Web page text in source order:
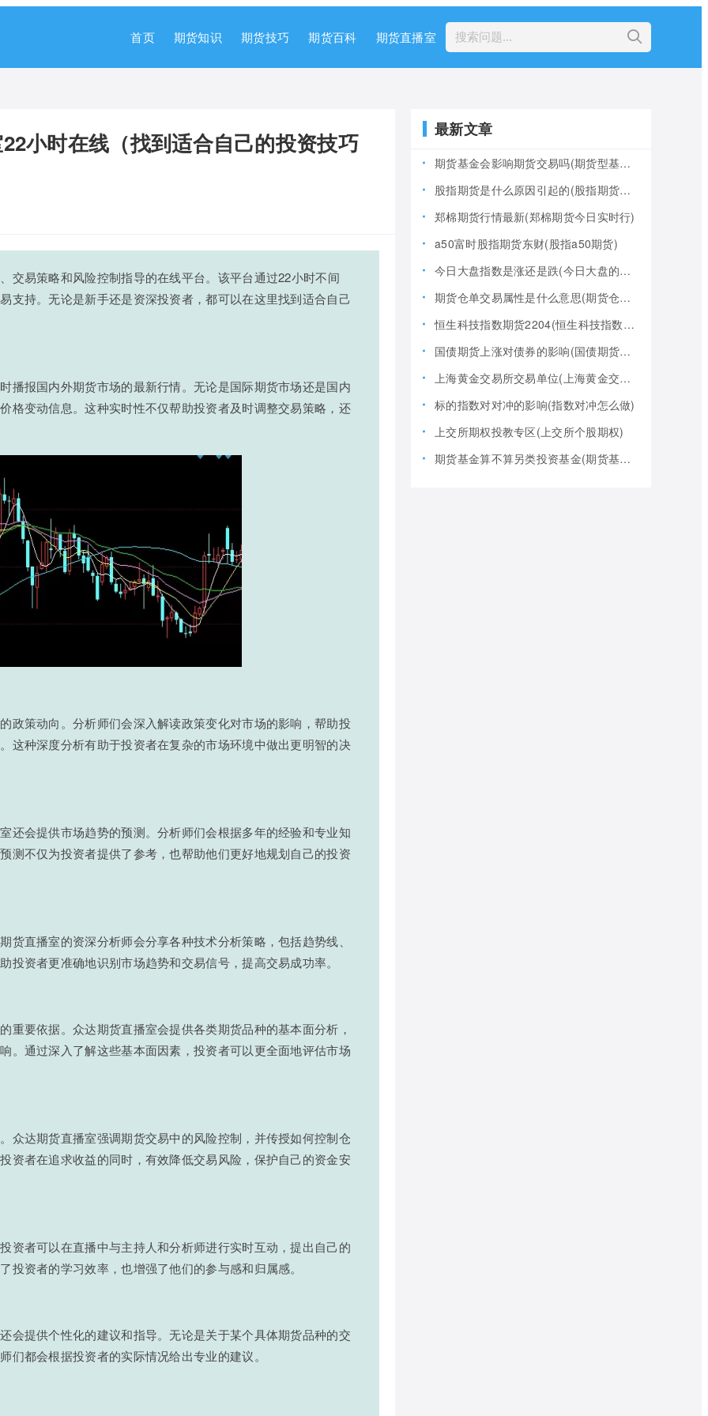
首页 期货知识 期货技巧 期货百科 期货直播室
小时在线（找到适合自己的投资技巧
交易策略和风险控制指导的在线平台。该平台通过22小时不间
支持。无论是新手还是资深投资者，都可以在这里找到适合自己
播报国内外期货市场的最新行情。无论是国际期货市场还是国内
格变动信息。这种实时性不仅帮助投资者及时调整交易策略，还
政策动向。分析师们会深入解读政策变化对市场的影响，帮助投
这种深度分析有助于投资者在复杂的市场环境中做出更明智的决
还会提供市场趋势的预测。分析师们会根据多年的经验和专业知
测不仅为投资者提供了参考，也帮助他们更好地规划自己的投资
直播室的资深分析师会分享各种技术分析策略，包括趋势线、
资者更准确地识别市场趋势和交易信号，提高交易成功率。
重要依据。众达期货直播室会提供各类期货品种的基本面分析，
。通过深入了解这些基本面因素，投资者可以更全面地评估市场
众达期货直播室强调期货交易中的风险控制，并传授如何控制仓
资者在追求收益的同时，有效降低交易风险，保护自己的资金安
资者可以在直播中与主持人和分析师进行实时互动，提出自己的
资者的学习效率，也增强了他们的参与感和归属感。
会提供个性化的建议和指导。无论是关于某个具体期货品种的交
都会根据投资者的实际情况给出专业的建议。
最新文章
期货基金会影响期货交易吗(期货型基金风险大吗)
股指期货是什么原因引起的(股指期货产生的原因)
郑棉期货行情最新(郑棉期货今日实时行)
a50富时股指期货东财(股指a50期货)
今日大盘指数是涨还是跌(今日大盘的指数是多少)
期货仓单交易属性是什么意思(期货仓是什么意思)
恒生科技指数期货2204(恒生科技指数期货夜盘)
国债期货上涨对债券的影响(国债期货上涨对债券的影响大吗)
上海黄金交易所交易单位(上海黄金交易所全称)
标的指数对对冲的影响(指数对冲怎么做)
上交所期权投教专区(上交所个股期权)
期货基金算不算另类投资基金(期货基金是期货还是基金)